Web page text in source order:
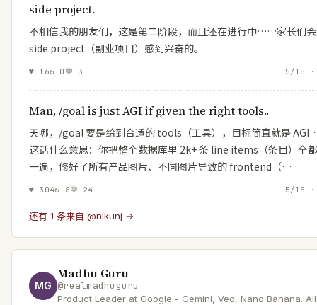
side project.
不相信我的朋友们，这是第二阶段，而且还在进行中……家长们
side project（副业项目）感到兴奋的。
♥ 16↻ 0 💬 3 5/15
Man, /goal is just AGI if given the right tools..
天哪，/goal 要是给到合适的 tools（工具），目标简直就是
这话什么意思：你把整个数据库里 2k+ 条 line items（条目）全
一遍，修好了所有产品图片、不同图片导致的 frontend（…
♥ 304↻ 8💬 24 5/15
还有 1 条来自 @nikunj →
MG
Madhu Guru
@realmadhuguru
Product Leader at Google - Gemini, Veo, Nano Banana. All